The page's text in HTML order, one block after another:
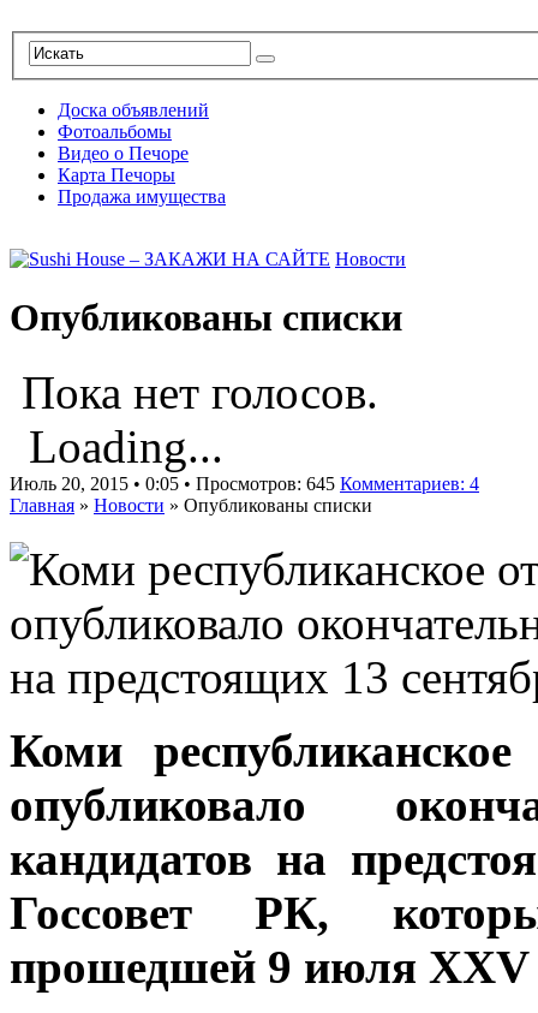
Доска объявлений
Фотоальбомы
Видео о Печоре
Карта Печоры
Продажа имущества
Новости
Опубликованы списки
Пока нет голосов.
Loading...
Июль 20, 2015 • 0:05 • Просмотров: 645 Комментариев: 4
Главная » Новости » Опубликованы списки
Коми
опубликовало
кандидатов на
Госсовет РК,
прошедшей 9 июля XXV